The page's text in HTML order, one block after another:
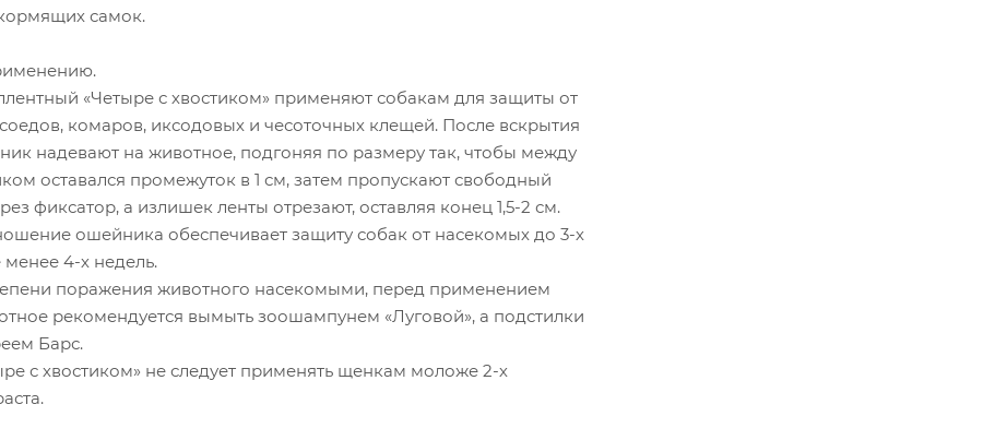
самок.
«Четыре с хвостиком» применяют собакам для защиты от
комаров, иксодовых и чесоточных клещей. После вскрытия
надевают на животное, подгоняя по размеру так, чтобы между
оставался промежуток в 1 см, затем пропускают свободный
фиксатор, а излишек ленты отрезают, оставляя конец 1,5-2 см.
ошейника обеспечивает защиту собак от насекомых до 3-х
4-х недель.
поражения животного насекомыми, перед применением
рекомендуется вымыть зоошампунем «Луговой», а подстилки
Барс.
с хвостиком» не следует применять щенкам моложе 2-х